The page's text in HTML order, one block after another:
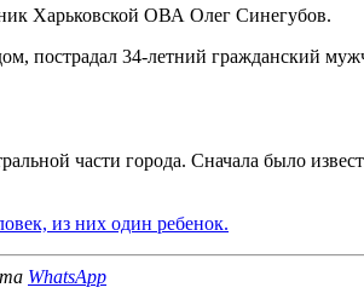
Харьковской ОВА Олег Синегубов.
пострадал 34-летний гражданский
части города. Сначала было
из них один ребенок.
WhatsApp